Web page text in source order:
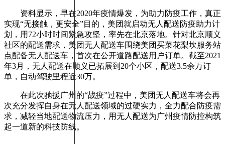
资料显示，早在2020年疫情爆发，为助力防疫工作，真正
实现“无接触，更安全”目的，美团就启动无人配送防疫助力计
划，用72小时时间紧急攻坚，率先在北京落地。针对北京顺义
社区的配送需求，美团无人配送车围绕美团买菜花梨坎服务站
点配备无人配送车，首次在公开道路配送用户订单。截至2021
年3月，无人配送在顺义已拓展到20个小区，配送3.5余万订
单，自动驾驶里程近30万。
在此次驰援广州的“战疫”过程中，美团无人配送车将会再
次充分发挥自身在无人配送领域的过硬实力，全力配合防疫需
求，减轻当地配送物流压力，用无人配送为广州疫情防控构筑
起一道新的科技防线。